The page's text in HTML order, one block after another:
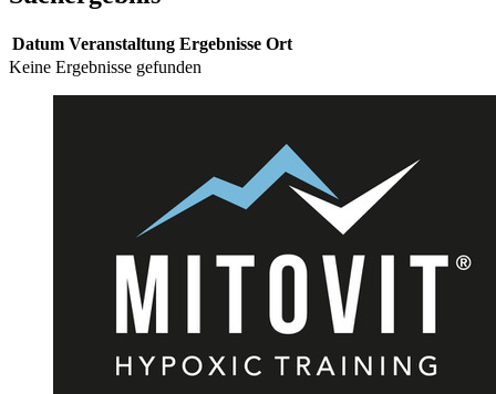
Datum Veranstaltung Ergebnisse Ort
Keine Ergebnisse gefunden